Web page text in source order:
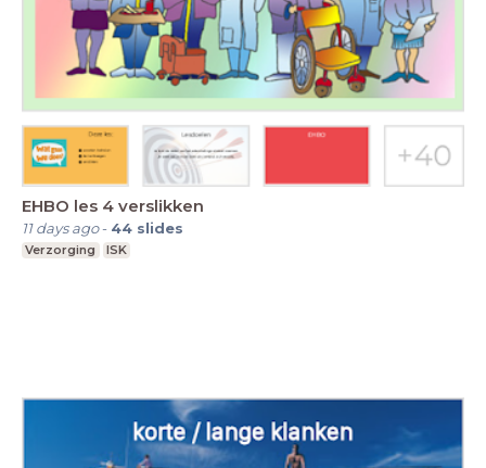
EHBO les 4 verslikken
11 days ago- 44 slides
Verzorging ISK